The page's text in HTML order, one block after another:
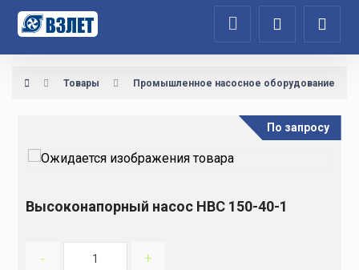
Товары Промышленное насосное оборудование
Высоконапорный насос НВС 150-40-1
По запросу
- +